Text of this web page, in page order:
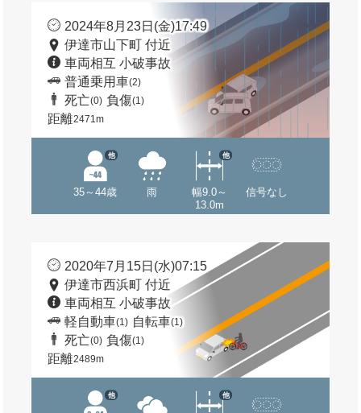
2024年8月23日(金)17:49
伊達市山下町 付近
車両相互 小破事故
普通乗用車(2)
死亡(0) 負傷(1)
距離2471m
35～44歳
他
雨
幅9.0～
13.0m
他
信号なし
2020年7月15日(水)07:15
伊達市西浜町 付近
車両相互 小破事故
軽自動車(1) 自転車(1)
死亡(0) 負傷(1)
距離2489m
他 他